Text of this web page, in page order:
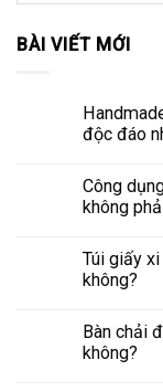
BÀI VIẾT MỚI
độc đáo
Công
không
Túi giấy
không?
Bàn chải
không?